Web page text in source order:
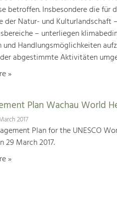
betroffen. Insbesondere die
der Natur- und
– unterliegen
Handlungsmöglichkeiten
abgestimmte Aktivitäten
»
Plan Wachau World
2017
Plan for the UNESCO
29 March 2017.
»